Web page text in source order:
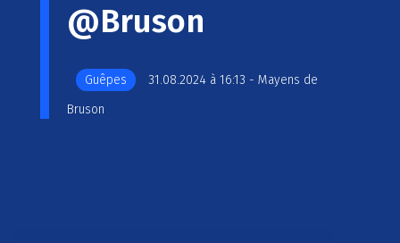
@Bruson
Guêpes
31.08.2024 à 16:13 - Mayens de
Bruson